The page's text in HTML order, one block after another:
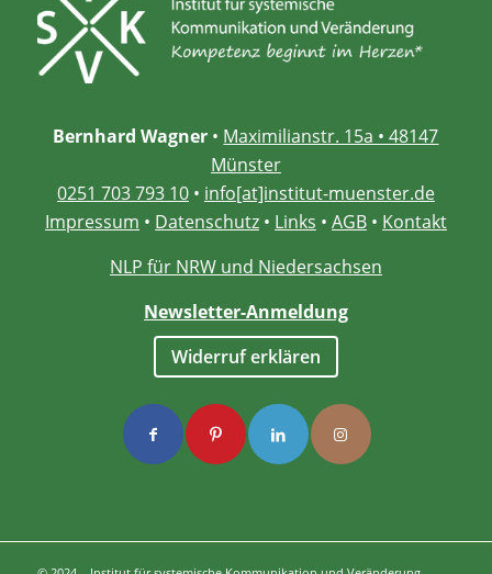
Bernhard Wagner • Maximilianstr. 15a • 48147
Münster
0251 703 793 10• info[at]institut-muenster.de
Impressum • Datenschutz• Links • AGB• Kontakt
NLP für NRW und Niedersachsen
Newsletter-Anmeldung
Widerruf erklären